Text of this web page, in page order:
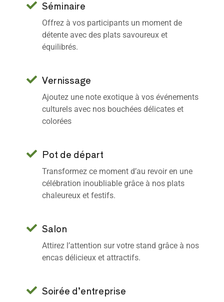
Séminaire
Offrez à vos participants un moment de
détente avec des plats savoureux et
équilibrés.
Vernissage
Ajoutez une note exotique à vos événements
culturels avec nos bouchées délicates et
colorées
Pot de départ
Transformez ce moment d’au revoir en une
célébration inoubliable grâce à nos plats
chaleureux et festifs.
Salon
Attirez l’attention sur votre stand grâce à nos
encas délicieux et attractifs.
Soirée d’entreprise